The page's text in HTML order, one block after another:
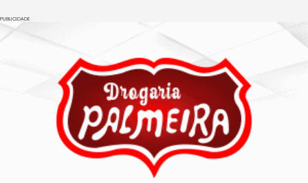
PUBLICIDADE